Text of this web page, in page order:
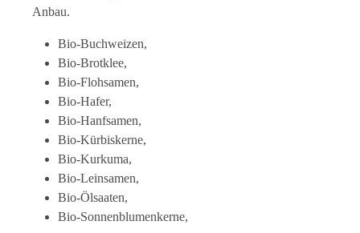
Anbau.
Bio-Buchweizen,
Bio-Brotklee,
Bio-Flohsamen,
Bio-Hafer,
Bio-Hanfsamen,
Bio-Kürbiskerne,
Bio-Kurkuma,
Bio-Leinsamen,
Bio-Ölsaaten,
Bio-Sonnenblumenkerne,